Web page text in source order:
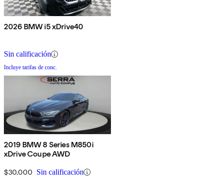
2026 BMW i5 xDrive40
Sin calificación
Incluye tarifas de conc.
2019 BMW 8 Series M850i
xDrive Coupe AWD
$30,000 Sin calificación